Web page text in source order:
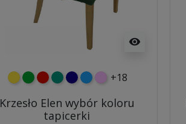
visibility
żółtyzielonyczerwony
turkusowy
granatowy
niebieski
różowy
+18
Krzesło Elen wybór koloru
tapicerki